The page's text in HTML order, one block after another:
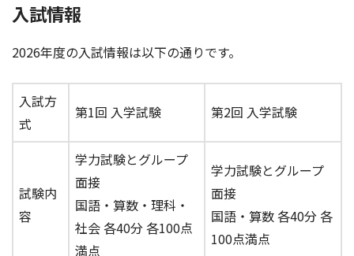
入試情報
2026年度の入試情報は以下の通りです。
入試方
式
第1回 入学試験 第2回 入学試験
試験内
容
学力試験とグループ
面接
国語・算数・理科・
社会 各40分 各100点
満点
学力試験とグループ
面接
国語・算数 各40分 各
100点満点